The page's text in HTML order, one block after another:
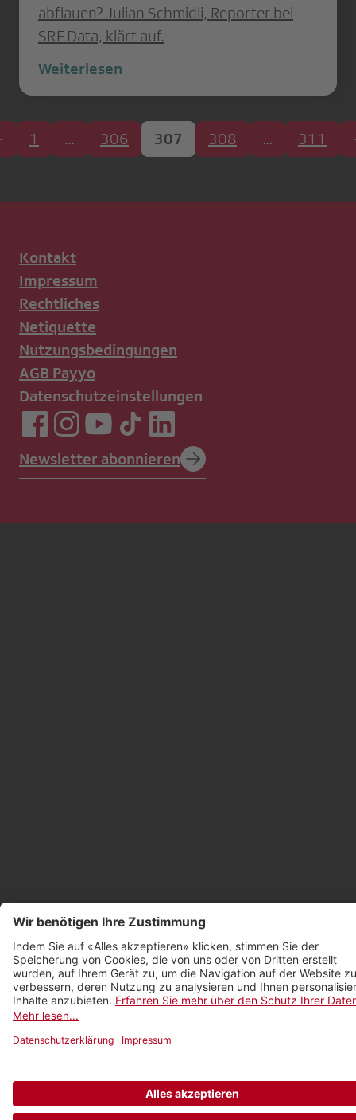
abflauen? Julian Schmidli, Reporter bei
SRF Data, klärt auf.
Weiterlesen
1 … 306 307 308 … 311
Kontakt
Impressum
Rechtliches
Netiquette
Nutzungsbedingungen
AGB Payyo
Datenschutzeinstellungen
Newsletter abonnieren